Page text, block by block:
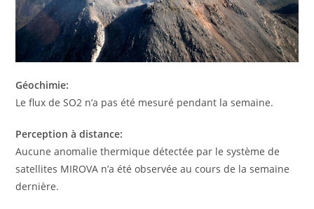
Géochimie:
Le flux de SO2 n’a pas été mesuré pendant la semaine.
Perception à distance:
Aucune anomalie thermique détectée par le système de
satellites MIROVA n’a été observée au cours de la semaine
dernière.